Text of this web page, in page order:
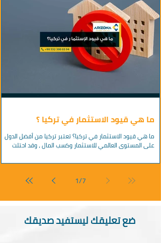
ما هي قيود الاستثمار في تركيا ؟
ما هي قيود الاستثمار في تركيا؟ تعتبر تركيا من أفضل الدول
على المستوى العالمي للاستثمار وكسب المال ، وقد احتلت
1/7
ضع تعليقك ليستفيد صديقك